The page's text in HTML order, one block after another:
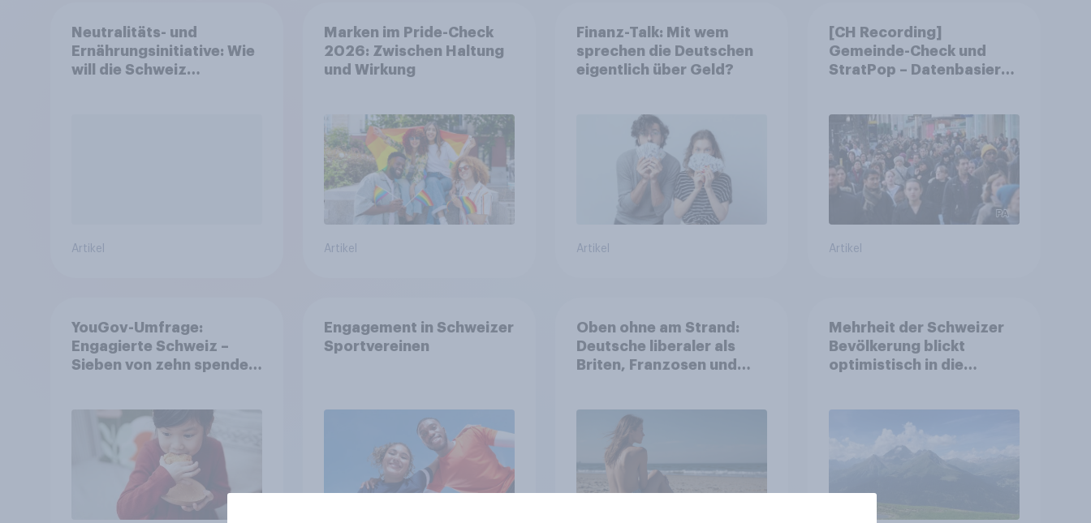
Neutralitäts- und
Ernährungsinitiative: Wie
will die Schweiz
Artikel
Marken im Pride-Check
2026: Zwischen Haltung
und Wirkung
Artikel
Finanz-Talk: Mit wem
sprechen die Deutschen
eigentlich über Geld?
Artikel
[CH Recording]
Gemeinde-Check und
StratPop – Datenbasierte
Artikel
YouGov-Umfrage:
Engagierte Schweiz –
Sieben von zehn spenden,
Engagement in Schweizer
Sportvereinen
Oben ohne am Strand:
Deutsche liberaler als
Briten, Franzosen und
Mehrheit der Schweizer
Bevölkerung blickt
optimistisch in die
Gesundheitswesen und
Altersvorsorge